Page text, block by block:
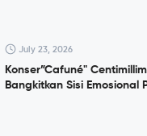
July 23, 2026
Konser”Cafuné"
Bangkitkan Sisi Emosional